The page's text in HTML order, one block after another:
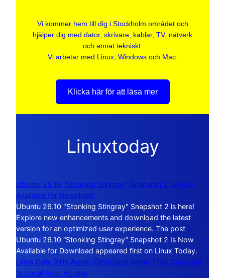
Vi kommer hem till dig i Stockholm området och
hjälper dig med dator, skrivare, kablar, TV, nätverk
och annat tekniskt.
Vi arbetar med Linux, Windows och Mac.
Klicka här för att läsa mer
Linuxtoday
Ubuntu 26.10 “Stonking Stingray” Snapshot 2 Is Now
Available for Download
Ubuntu 26.10 "Stonking Stingray" Snapshot 2 is here!
Explore new enhancements and download the latest
version for an optimized user experience. The post
Ubuntu 26.10 “Stonking Stingray” Snapshot 2 Is Now
Available for Download appeared first on Linux Today.
Linux Gets Dirty Again: DirtyClone Kernel Flaw Can Lead
to Local Root Access